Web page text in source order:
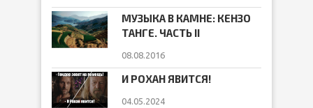
МУЗЫКА В КАМНЕ: КЕНЗО
ТАНГЕ. ЧАСТЬ II
08.08.2016
И РОХАН ЯВИТСЯ!
04.05.2024